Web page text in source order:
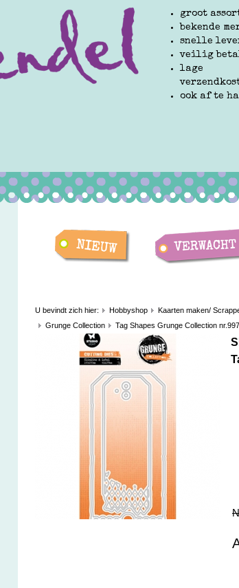
groot
bekende
snelle
veilig
lage
ook af te
U bevindt zich hier: Hobbyshop Kaarten maken/
Grunge Collection
Tag Shapes Grunge Collection nr.997